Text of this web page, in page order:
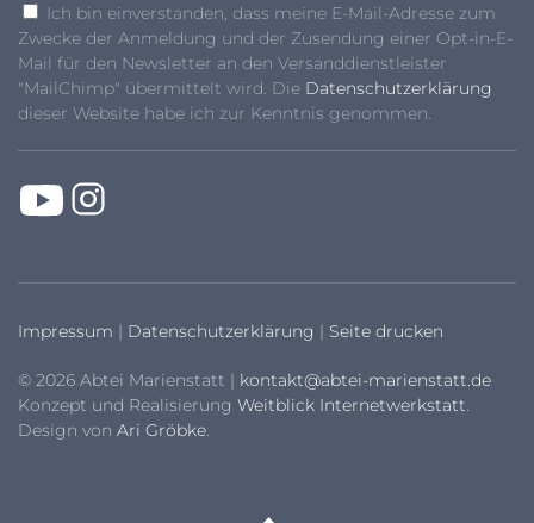
Ich bin einverstanden, dass meine E-Mail-Adresse zum
Zwecke der Anmeldung und der Zusendung einer Opt-in-E-
Mail für den Newsletter an den Versanddienstleister
"MailChimp" übermittelt wird. Die Datenschutzerklärung
dieser Website habe ich zur Kenntnis genommen.
Impressum | Datenschutzerklärung | Seite drucken
© 2026 Abtei Marienstatt | kontakt@abtei-marienstatt.de
Konzept und Realisierung Weitblick Internetwerkstatt.
Design von Ari Gröbke.